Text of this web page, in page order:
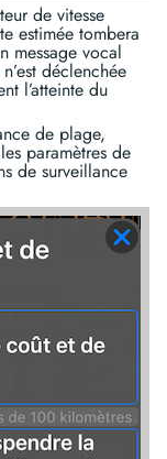
de vitesse
estimée tombera
message vocal
déclenchée
l’atteinte du
de plage,
paramètres de
de surveillance